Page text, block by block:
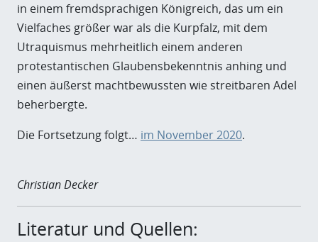
in einem fremdsprachigen Königreich, das um ein
Vielfaches größer war als die Kurpfalz, mit dem
Utraquismus mehrheitlich einem anderen
protestantischen Glaubensbekenntnis anhing und
einen äußerst machtbewussten wie streitbaren Adel
beherbergte.
Die Fortsetzung folgt… im November 2020.
Christian Decker
Literatur und Quellen: